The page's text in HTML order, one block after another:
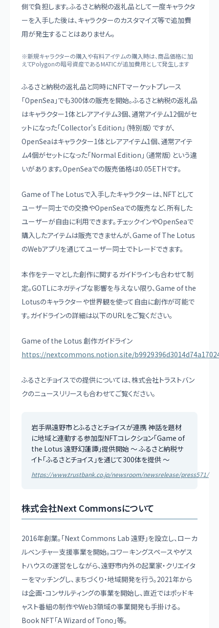
側で負担します。ふるさと納税の返礼品として一度キャラクタ
ーを入手した後は、キャラクターのカスタマイズ等で追加費
用が発生することはありません。
※新規キャラクターの購入や有料アイテムの購入時は、商品価格に加
えてPolygonの暗号資産であるMATICが追加費用として発生します
ふるさと納税の返礼品と同時にNFTマーケットプレース
「OpenSea」でも300体の販売を開始。ふるさと納税の返礼品
はキャラクター1体とレアアイテム3個、通常アイテム12個がセ
ットになった「Collector's Edition」（特別版）ですが、
OpenSeaはキャラクター1体とレアアイテム1個、通常アイテ
ム4個がセットになった「Normal Edition」（通常版）という違
いがあります。OpenSeaでの販売価格は0.05ETHです。
Game of The Lotusで入手したキャラクターは、NFTとして
ユーザー同士での交換やOpenSeaでの販売など、所有した
ユーザーが自由に利用できます。チェックインやOpenSeaで
購入したアイテムは販売できませんが、Game of The Lotus
のWebアプリを通じてユーザー同士でトレードできます。
本作をテーマとした創作に関するガイドラインも合わせて制
定。GOTLにネガティブな影響を与えない限り、Game of the
Lotusのキャラクターや世界観を使って自由に創作が可能で
す。ガイドラインの詳細は以下のURLをご覧ください。
Game of the Lotus 創作ガイドライン
https://nextcommons.notion.site/
ふるさとチョイスでの提供については、株式会社トラストバン
クのニュースリリースも合わせてご覧ください。
岩手県遠野市とふるさとチョイスが連携 神話を題材
に地域と連動する参加型NFTコレクション「Game of
the Lotus 遠野幻蓮譚」提供開始 ～ ふるさと納税サ
イト「ふるさとチョイス」を通じて300体を提供 ～
https://www.trustbank.co.jp/newsroom/newsrelease/press571/
株式会社Next Commonsについて
2016年創業。「Next Commons Lab 遠野」を設立し、ローカ
ルベンチャー支援事業を開始。コワーキングスペースやゲス
トハウスの運営をしながら、遠野市内外の起業家・クリエイタ
ーをマッチングし、まちづくり・地域開発を行う。2021年から
は企画・コンサルティングの事業を開始し、直近ではポッドキ
ャスト番組の制作やWeb3領域の事業開発も手掛ける。
Book NFT「A Wizard of Tono」等。